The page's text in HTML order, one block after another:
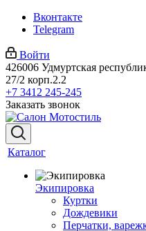
Вконтакте
Telegram
Войти
426006 Удмуртская
27/2 корп.2.2
+7 3412 245-245
Заказать звонок
Каталог
Экипировка
Куртки
Дождевики
Перчатки,